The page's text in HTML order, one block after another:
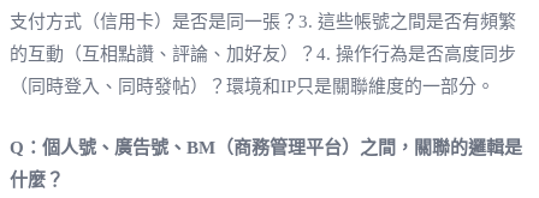
支付方式（信用卡）是否是同一張？3. 這些帳號之間是否有頻繁
的互動（互相點讚、評論、加好友）？4. 操作行為是否高度同步
（同時登入、同時發帖）？環境和IP只是關聯維度的一部分。
Q：個人號、廣告號、BM（商務管理平台）之間，關聯的邏輯是
什麼？